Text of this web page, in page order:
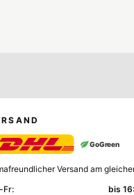
GoGreen
Versand am
Fr:
bis